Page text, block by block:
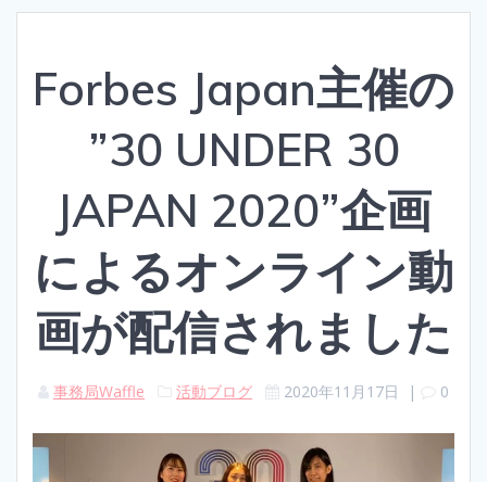
Forbes Japan主催の
”30 UNDER 30
JAPAN 2020”企画
によるオンライン動
画が配信されました
事務局Waffle 活動ブログ 2020年11月17日 | 0